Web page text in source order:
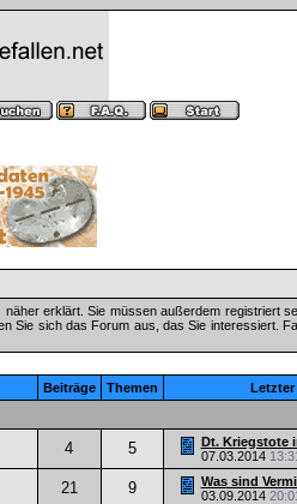
erklärt. Sie müssen außerdem registriert
sich das Forum aus, das Sie interessiert.
Beiträge Themen Letzter
4 5
Dt. Kriegstote
07.03.2014
21 9
Was sind
03.09.2014